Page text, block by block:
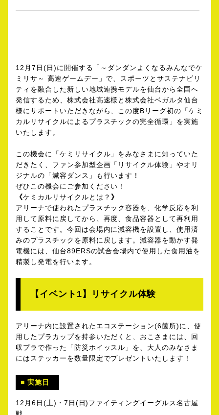
12月7日(日)に開催する「～ダンダンよくなるみんなでケ
ミリサ～ 高速ゲームデー」で、スポーツとサステナビリ
ティを融合した新しい地域連携モデルを仙台から全国へ
発信するため、株式会社高速様と株式会社ベガルタ仙台
様にサポートいただきながら、この度Bリーグ初の「ケミ
カルリサイクルによるプラスチックの完全循環」を実施
いたします。
この機会に「ケミリサイクル」をみなさまに知っていた
だきたく、ファン参加型企画「リサイクル体験」やオリ
ジナルの「減容ダンス」も行います！
ぜひこの機会にご参加ください！
《ケミカルリサイクルとは？ 》
アリーナで使われたプラスチック容器を、化学反応を利
用して原料に戻してから、再度、食品容器として再利用
することです。今回は会場内に減容機を設置し、使用済
みのプラスチックを原料に戻します。減容器を動かす発
電機には、仙台89ERSの試合会場内で使用した食用油を
精製し発電を行います。
【イベント1】リサイクル体験
アリーナ内に設置されたエコステーション(6箇所)に、使
用したプラカップを持参いただくと、おこさまには、回
収プラで作った「防災ホイッスル」を、大人のみなさま
にはステッカーを数量限定でプレゼントいたします！
実施日
12月6日(土)・7日(日)ファイティングイーグルス名古屋